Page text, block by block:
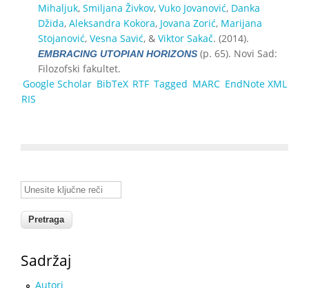
Mihaljuk, Smiljana Živkov, Vuko Jovanović, Danka
Džida, Aleksandra Kokora, Jovana Zorić, Marijana
Stojanović, Vesna Savić, & Viktor Sakač. (2014).
EMBRACING UTOPIAN HORIZONS (p. 65). Novi Sad:
Filozofski fakultet.
Google Scholar BibTeX RTF Tagged MARC EndNote XML
RIS
Unesite ključne reči
Sadržaj
Autori